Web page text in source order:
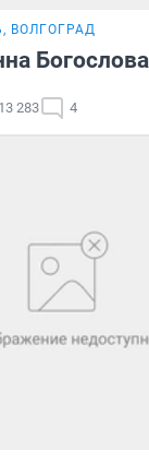
ВОЛГОГРАД
Богослова
13 283 4